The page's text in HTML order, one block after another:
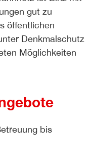
gut zu
öffentlichen
Denkmalschutz
Möglichkeiten
bis